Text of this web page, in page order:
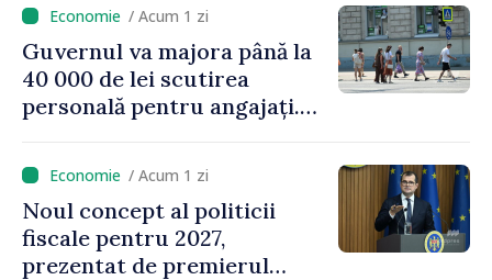
/ Acum 1 zi
Guvernul va majora până la
40 000 de lei scutirea
personală pentru angajați.
de milioane de lei îi lăsăm
oamenilor”/ Acum 1 zi
Noul concept al politicii
fiscale pentru 2027,
prezentat de premierul